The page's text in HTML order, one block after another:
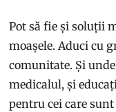
Pot să fie și soluții
moașele. Aduci cu
comunitate. Și
medicalul, și
pentru cei care